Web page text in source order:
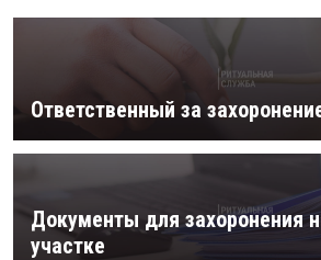
Ответственный за
Документы для захоронения
участке